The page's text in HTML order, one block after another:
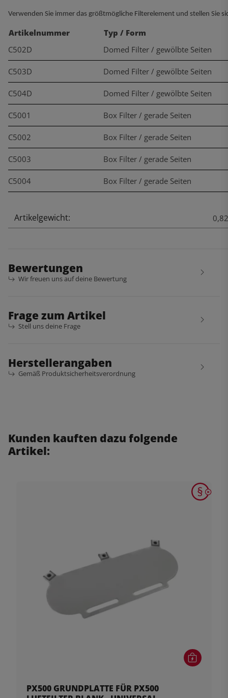
Verwenden Sie immer das größtmögliche Filterelement und stellen Sie
Artikelnummer
Typ / Form
C502D
Domed Filter / gewölbte Seiten
C503D Domed Filter / gewölbte Seiten
C504D Domed Filter / gewölbte Seiten
C5001 Box Filter / gerade Seiten
C5002 Box Filter / gerade Seiten
C5003 Box Filter / gerade Seiten
C5004 Box Filter / gerade Seiten
Produkteigenschaft
Wert
Artikelgewicht: 0,82
Bewertungen
Wir freuen uns auf deine Bewertung
Frage zum Artikel
Stell uns deine Frage
Herstellerangaben
Gemäß Produktsicherheitsverordnung
Kunden kauften dazu folgende
Artikel:
PX500 GRUNDPLATTE FÜR PX500